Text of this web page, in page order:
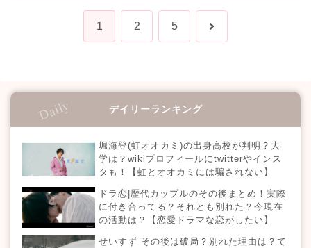
1 2 5 次
デイリーランキング
堀海登(虹オオカミ)の出身高校が判明？大
学は？wikiプロフィールにtwitterやインス
タも！【虹とオオカミには騙されない】
ドラ恋|歴代カップルのその後まとめ！実際
に付き合ってる？それとも別れた？今現在
の活動は？【恋愛ドラマな恋がしたい】
せいすず その後は破局？別れた理由は？て